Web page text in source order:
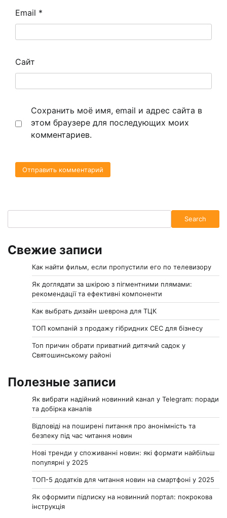
Email *
Сайт
Сохранить моё имя, email и адрес сайта в
этом браузере для последующих моих
комментариев.
Search
Свежие записи
Как найти фильм, если пропустили его по телевизору
Як доглядати за шкірою з пігментними плямами:
рекомендації та ефективні компоненти
Как выбрать дизайн шеврона для ТЦК
ТОП компаній з продажу гібридних СЕС для бізнесу
Топ причин обрати приватний дитячий садок у
Святошинському районі
Полезные записи
Як вибрати надійний новинний канал у Telegram: поради
та добірка каналів
Відповіді на поширені питання про анонімність та
безпеку під час читання новин
Нові тренди у споживанні новин: які формати найбільш
популярні у 2025
ТОП-5 додатків для читання новин на смартфоні у 2025
Як оформити підписку на новинний портал: покрокова
інструкція